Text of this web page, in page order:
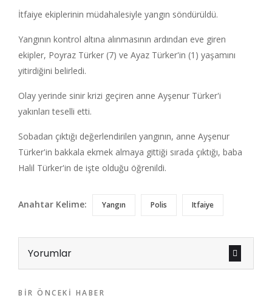
İtfaiye ekiplerinin müdahalesiyle yangın söndürüldü.
Yangının kontrol altına alınmasının ardından eve giren
ekipler, Poyraz Türker (7) ve Ayaz Türker'in (1) yaşamını
yitirdiğini belirledi.
Olay yerinde sinir krizi geçiren anne Ayşenur Türker'i
yakınları teselli etti.
Sobadan çıktığı değerlendirilen yangının, anne Ayşenur
Türker'in bakkala ekmek almaya gittiği sırada çıktığı, baba
Halil Türker'in de işte olduğu öğrenildi.
Anahtar Kelime: Yangın Polis Itfaiye
Yorumlar
BIR ÖNCEKI HABER